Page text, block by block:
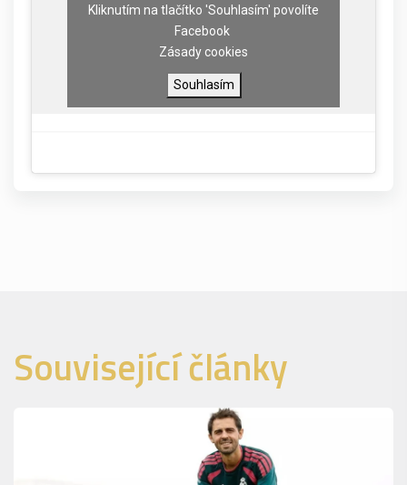
Kliknutím na tlačítko 'Souhlasím' povolíte
Facebook
Zásady cookies
Souhlasím
Související články